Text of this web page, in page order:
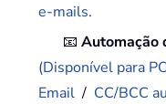
e-mails.
📧Automação
(Disponível para
Email / CC/BCC